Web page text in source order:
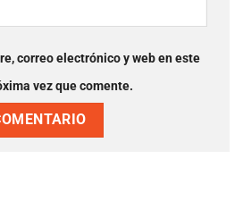
correo electrónico y web en este
vez que comente.